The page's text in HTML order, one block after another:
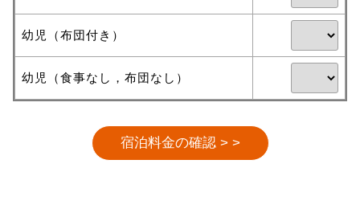
幼児（布団付き）
幼児（食事なし，布団なし）
宿泊料金の確認 > >